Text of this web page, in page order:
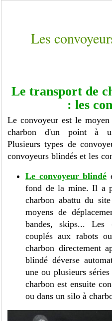
Les
Le transport de
: les
Le convoyeur est le
charbon d'un point à
Plusieurs types de
convoyeurs blindés et les
Le convoyeur blindé
fond de la mine. Il a
charbon abattu du
moyens de
bandes, skips... Les
couplés aux rabots
charbon directement
blindé déverse
une ou plusieurs
charbon est ensuite
ou dans un silo à